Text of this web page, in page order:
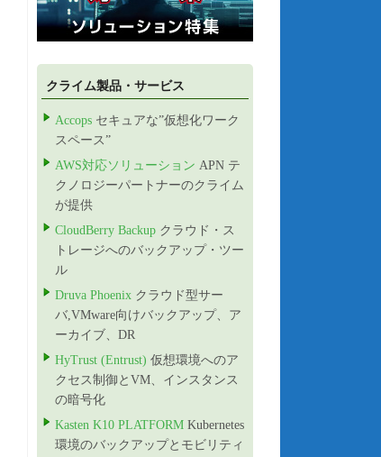
クライム製品・サービス
Accops セキュアな”仮想化ワーク
スペース”
AWS対応ソリューション APN テ
クノロジーパートナーのクライム
が提供
CloudBerry Backup クラウド・ス
トレージへのバックアップ・ツー
ル
Druva Phoenix クラウド型サー
バ,VMware向けバックアップ、ア
ーカイブ、DR
HyTrust (Entrust) 仮想環境へのア
クセス制御とVM、インスタンス
の暗号化
Kasten K10 PLATFORM Kubernetes
環境のバックアップとモビリティ